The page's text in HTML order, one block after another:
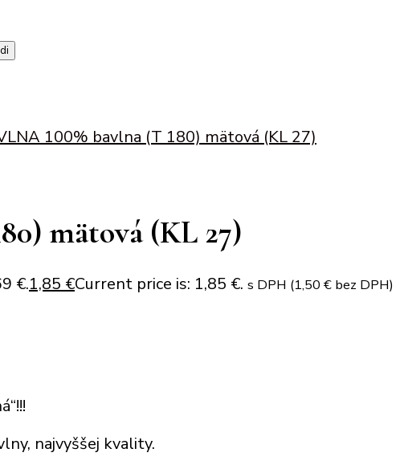
100% bavlna (T 180) mätová (KL 27)
mätová (KL 27)
€.1,85 €Current price is: 1,85 €. s DPH (1,50 € bez DPH)
najvyššej kvality.